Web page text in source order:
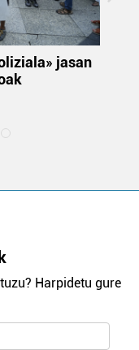
jasan
Harpidetu gure